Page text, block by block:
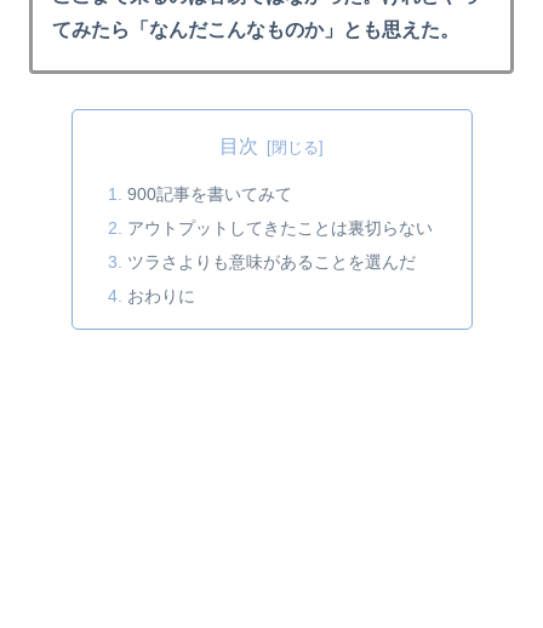
てみたら「なんだこんなものか」とも思えた。
目次
900記事を書いてみて
アウトプットしてきたことは裏切らない
ツラさよりも意味があることを選んだ
おわりに